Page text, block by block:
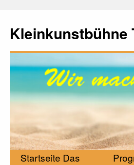
Kleinkunstbühne
Startseite Das